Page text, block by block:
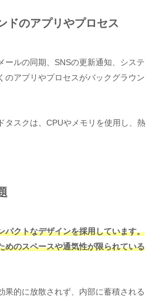
ドのアプリやプロセス
ールの同期、SNSの更新通知、システ
のアプリやプロセスがバックグラウン
タスクは、CPUやメモリを使用し、熱
パクトなデザインを採用しています。
めのスペースや通気性が限られている
果的に放散されず、内部に蓄積される